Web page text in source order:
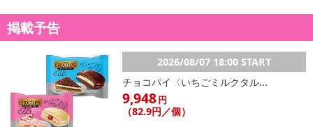
掲載予告
2026/08/07 18:00 START
チョコパイ〈いちごミルクタル...
9,948円
（82.9円／個）